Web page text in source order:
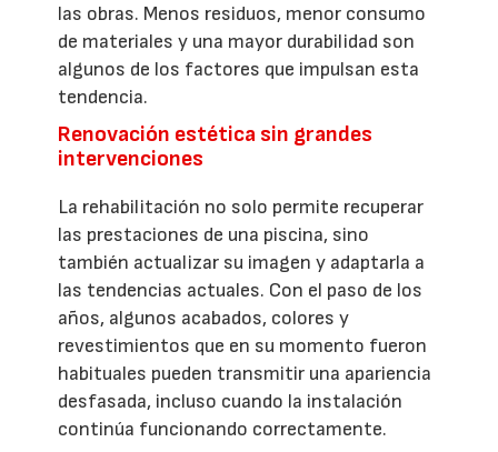
las obras. Menos residuos, menor consumo
de materiales y una mayor durabilidad son
algunos de los factores que impulsan esta
tendencia.
Renovación estética sin grandes
intervenciones
La rehabilitación no solo permite recuperar
las prestaciones de una piscina, sino
también actualizar su imagen y adaptarla a
las tendencias actuales. Con el paso de los
años, algunos acabados, colores y
revestimientos que en su momento fueron
habituales pueden transmitir una apariencia
desfasada, incluso cuando la instalación
continúa funcionando correctamente.